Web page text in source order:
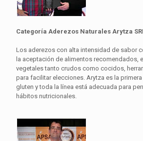
Categoría Aderezos Naturales Arytza
Los aderezos con alta intensidad de sabor
la aceptación de alimentos recomendados,
vegetales tanto crudos como cocidos,
para facilitar elecciones. Arytza es la
gluten y toda la línea está adecuada para
hábitos nutricionales.